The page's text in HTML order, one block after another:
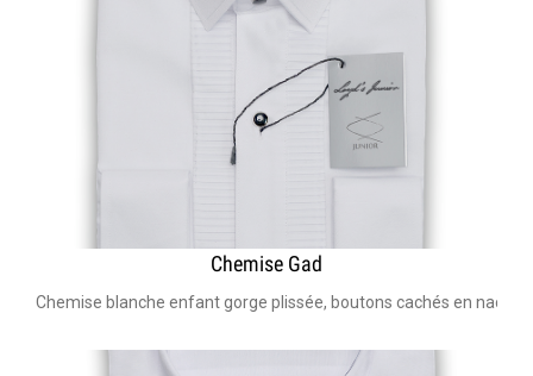
Chemise Gad
Chemise blanche enfant gorge plissée, boutons cachés en nacre